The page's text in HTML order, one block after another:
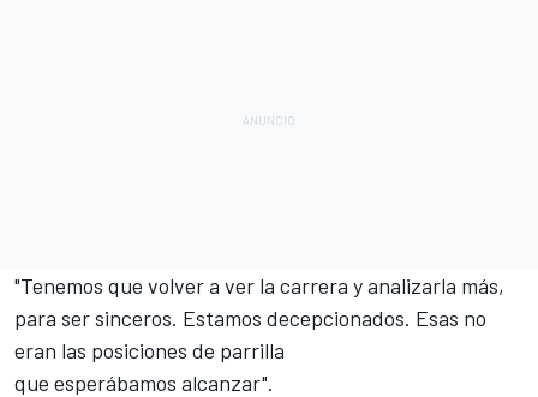
"Tenemos que volver a ver la carrera y analizarla más,
para ser sinceros. Estamos decepcionados. Esas no
eran las posiciones de parrilla
que esperábamos alcanzar".